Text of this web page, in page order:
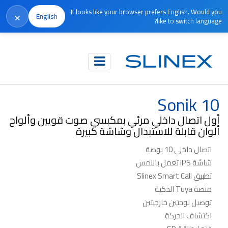
It looks like your browser prefers English. Would you
like to switch language?
English
×
الرئيسية المنتجات الاتصال الداخلي المرئي
Sonik 10
أول اتصال داخلي مرئي بمكبسي صوت قويين وألواح
ألوان قابلة للاستبدال وشاشة كبيرة
اتصال داخلي 10 بوصة
شاشة IPS تعمل باللمس
تطبيق Slinex Smart Call
منصة Tuya الذكية
توصيل لوحتين خارجيتين
اكتشاف الحركة